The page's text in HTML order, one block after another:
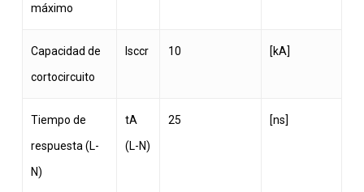
máximo
Capacidad de
cortocircuito
Isccr 10 [kA]
Tiempo de
respuesta (L-
N)
tA
(L-N)
25 [ns]